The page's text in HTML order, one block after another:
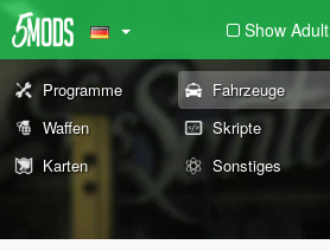
Show Adult
Programme Fahrzeuge
Waffen
Skripte
Karten
Sonstiges